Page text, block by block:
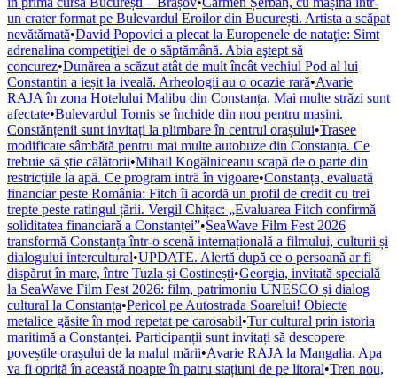
un crater format pe Bulevardul Eroilor din București. Artista a scăpat
nevătămată•David Popovici a plecat la Europenele de nataţie: Simt
adrenalina competiţiei de o săptămână. Abia aştept să
concurez•Dunărea a scăzut atât de mult încât vechiul Pod al lui
Constantin a ieșit la iveală. Arheologii au o ocazie rară•Avarie
RAJA în zona Hotelului Malibu din Constanța. Mai multe străzi sunt
afectate•Bulevardul Tomis se închide din nou pentru mașini.
Constănțenii sunt invitați la plimbare în centrul orașului•Trasee
modificate sâmbătă pentru mai multe autobuze din Constanța. Ce
trebuie să știe călătorii•Mihail Kogălniceanu scapă de o parte din
restricțiile la apă. Ce program intră în vigoare•Constanța, evaluată
financiar peste România: Fitch îi acordă un profil de credit cu trei
trepte peste ratingul țării. Vergil Chițac: „Evaluarea Fitch confirmă
soliditatea financiară a Constanței”•SeaWave Film Fest 2026
transformă Constanța într-o scenă internațională a filmului, culturii și
dialogului intercultural•UPDATE. Alertă după ce o persoană ar fi
dispărut în mare, între Tuzla și Costinești•Georgia, invitată specială
la SeaWave Film Fest 2026: film, patrimoniu UNESCO și dialog
cultural la Constanța•Pericol pe Autostrada Soarelui! Obiecte
metalice găsite în mod repetat pe carosabil•Tur cultural prin istoria
maritimă a Constanței. Participanții sunt invitați să descopere
poveștile orașului de la malul mării•Avarie RAJA la Mangalia. Apa
va fi oprită în această noapte în patru stațiuni de pe litoral•Tren nou,